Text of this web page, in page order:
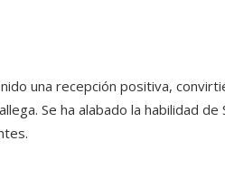
una recepción positiva,
Se ha alabado la habilidad de